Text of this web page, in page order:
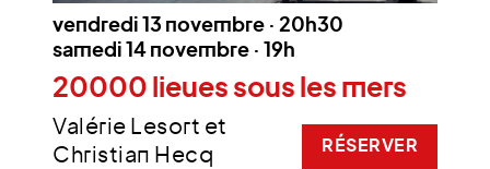
vendredi 13 novembre · 20h30
samedi 14 novembre · 19h
20000 lieues sous les mers
Valérie Lesort et
Christian Hecq
RÉSERVER